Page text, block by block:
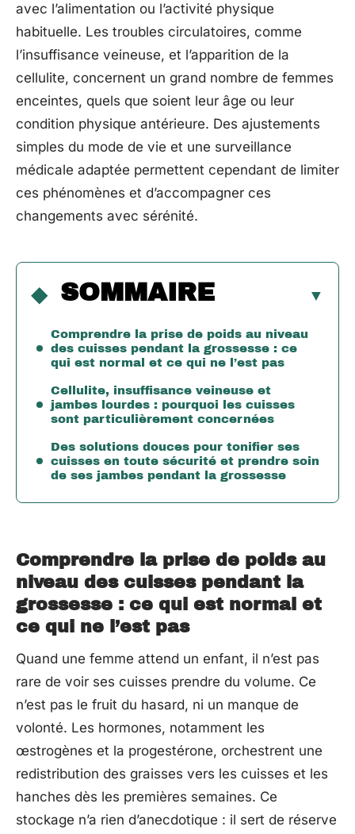
avec l’alimentation ou l’activité physique
habituelle. Les troubles circulatoires, comme
l’insuffisance veineuse, et l’apparition de la
cellulite, concernent un grand nombre de femmes
enceintes, quels que soient leur âge ou leur
condition physique antérieure. Des ajustements
simples du mode de vie et une surveillance
médicale adaptée permettent cependant de limiter
ces phénomènes et d’accompagner ces
changements avec sérénité.
SOMMAIRE
Comprendre la prise de poids au niveau
des cuisses pendant la grossesse : ce
qui est normal et ce qui ne l’est pas
Cellulite, insuffisance veineuse et
jambes lourdes : pourquoi les cuisses
sont particulièrement concernées
Des solutions douces pour tonifier ses
cuisses en toute sécurité et prendre soin
de ses jambes pendant la grossesse
Comprendre la prise de poids au
niveau des cuisses pendant la
grossesse : ce qui est normal et
ce qui ne l’est pas
Quand une femme attend un enfant, il n’est pas
rare de voir ses cuisses prendre du volume. Ce
n’est pas le fruit du hasard, ni un manque de
volonté. Les hormones, notamment les
œstrogènes et la progestérone, orchestrent une
redistribution des graisses vers les cuisses et les
hanches dès les premières semaines. Ce
stockage n’a rien d’anecdotique : il sert de réserve